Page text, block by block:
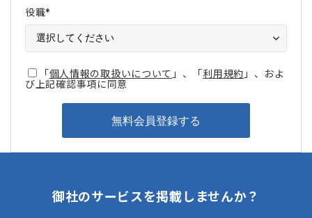
役職*
「個人情報の取扱いについて 」、「利用規約 」、およ
び上記確認事項に同意
御社のサービスを掲載しませんか？